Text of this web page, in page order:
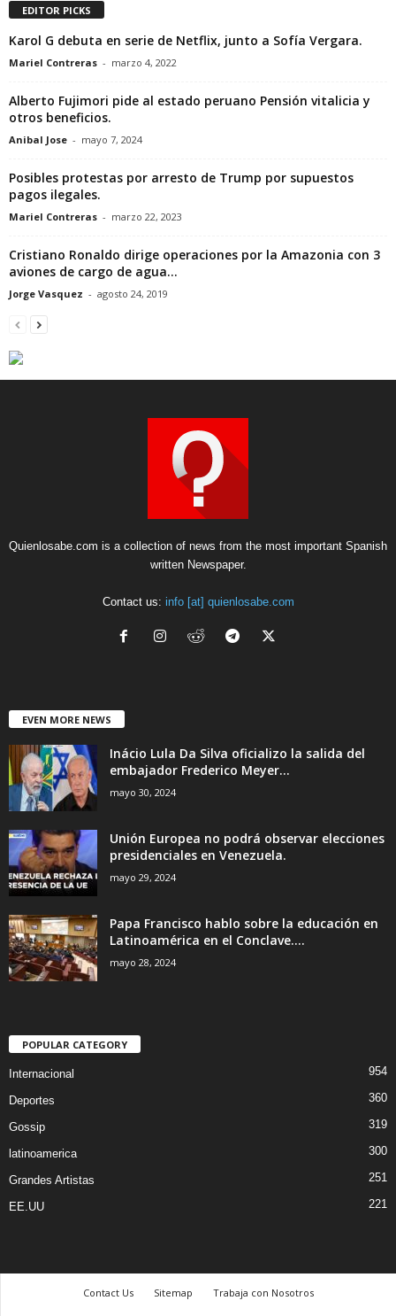
EDITOR PICKS
Karol G debuta en serie de Netflix, junto a Sofía Vergara.
Mariel Contreras - marzo 4, 2022
Alberto Fujimori pide al estado peruano Pensión vitalicia y
otros beneficios.
Anibal Jose - mayo 7, 2024
Posibles protestas por arresto de Trump por supuestos
pagos ilegales.
Mariel Contreras - marzo 22, 2023
Cristiano Ronaldo dirige operaciones por la Amazonia con 3
aviones de cargo de agua...
Jorge Vasquez - agosto 24, 2019
Quienlosabe.com is a collection of news from the most important Spanish
written Newspaper.
Contact us: info [at] quienlosabe.com
EVEN MORE NEWS
Inácio Lula Da Silva oficializo la salida del
embajador Frederico Meyer...
mayo 30, 2024
Unión Europea no podrá observar elecciones
presidenciales en Venezuela.
mayo 29, 2024
Papa Francisco hablo sobre la educación en
Latinoamérica en el Conclave....
mayo 28, 2024
POPULAR CATEGORY
Internacional 954
Deportes 360
Gossip 319
latinoamerica 300
Grandes Artistas 251
EE.UU 221
Contact Us Sitemap
Trabaja con Nosotros